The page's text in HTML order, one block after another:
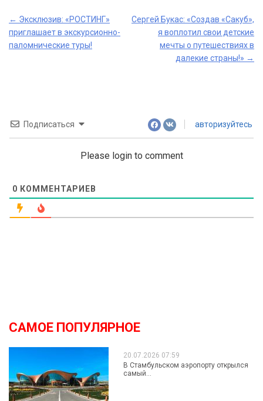
Post
navigation
← Эксклюзив: «РОСТИНГ»
приглашает в экскурсионно-
паломнические туры!
Сергей Букас: «Создав «Сакуб»,
я воплотил свои детские
мечты о путешествиях в
далекие страны!» →
Подписаться авторизуйтесь
Please login to comment
0 КОММЕНТАРИЕВ
САМОЕ ПОПУЛЯРНОЕ
20.07.2026 07:59
В Стамбульском аэропорту открылся
самый...